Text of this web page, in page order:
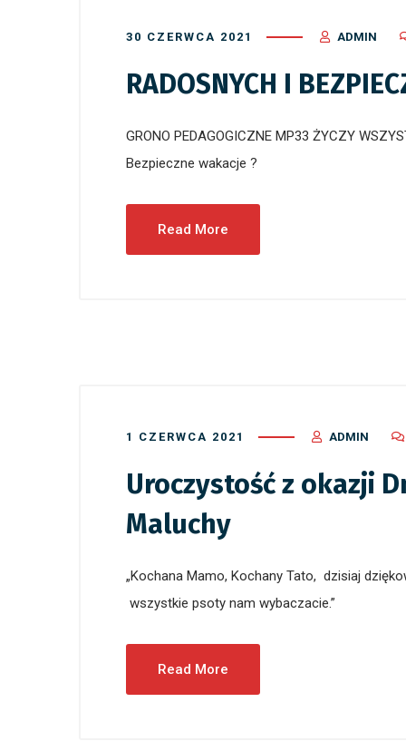
30 CZERWCA 2021 ADMIN
RADOSNYCH I
GRONO PEDAGOGICZNE MP33 ŻYCZY
Bezpieczne wakacje ?
Read More
1 CZERWCA 2021 ADMIN
Uroczystość z okazji
Maluchy
„Kochana Mamo, Kochany Tato, dzisiaj
wszystkie psoty nam wybaczacie.”
Read More
2 czerwca